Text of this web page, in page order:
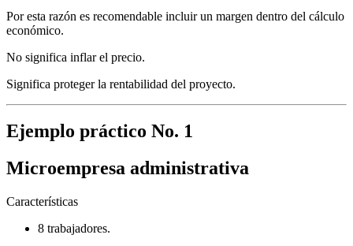
Por esta razón es recomendable incluir un margen dentro del cálculo
económico.
No significa inflar el precio.
Significa proteger la rentabilidad del proyecto.
Ejemplo práctico No. 1
Microempresa administrativa
Características
8 trabajadores.